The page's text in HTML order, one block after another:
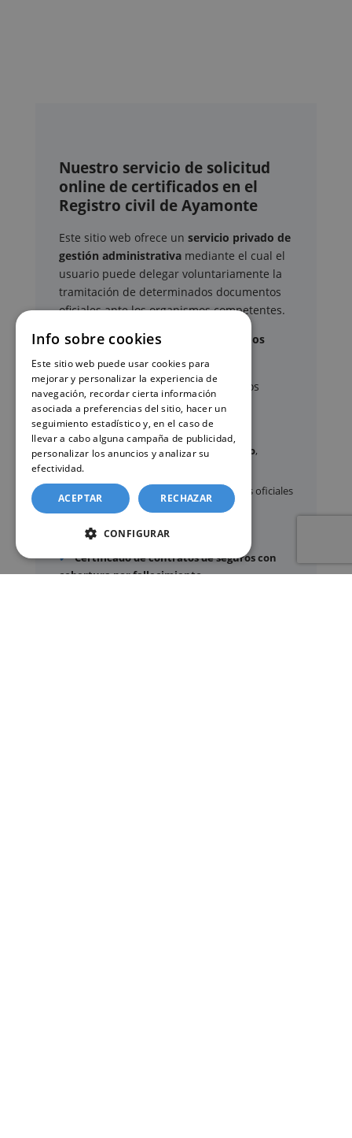
Nuestro servicio de solicitud
online de certificados en el
Registro civil de Ayamonte
Este sitio web ofrece un servicio privado de
gestión administrativa mediante el cual el
usuario puede delegar voluntariamente la
tramitación de determinados documentos
oficiales ante los organismos competentes.
Documentos y trámites que podemos
gestionar
A través de nuestro servicio, podemos
gestionar, entre otros:
Certificados y partidas denacimiento,
matrimonio
Apostilla de La Haya
de documentos oficiales
Legalización
de certificados
Certificado de Últimas Voluntades
Certificado de contratos de seguros con
cobertura por fallecimiento
Info sobre cookies
Este sitio web puede usar cookies para
mejorar y personalizar la experiencia de
navegación, recordar cierta información
asociada a preferencias del sitio, hacer un
seguimiento estadístico y, en el caso de
llevar a cabo alguna campaña de publicidad,
personalizar los anuncios y analizar su
efectividad.
ACEPTAR RECHAZAR
CONFIGURAR